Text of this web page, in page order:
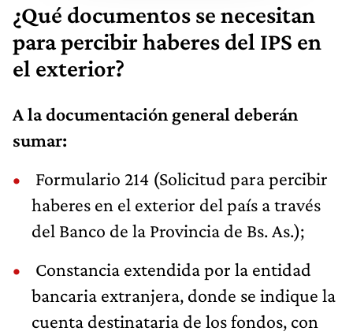
¿Qué documentos se necesitan
para percibir haberes del IPS en
el exterior?
A la documentación general deberán
sumar:
Formulario 214 (Solicitud para percibir
haberes en el exterior del país a través
del Banco de la Provincia de Bs. As.);
Constancia extendida por la entidad
bancaria extranjera, donde se indique la
cuenta destinataria de los fondos, con